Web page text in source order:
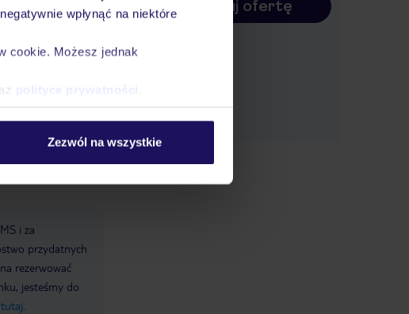
wpłynąć na niektóre
cookie. Możesz jednak
polityce prywatności
Zezwól na wszystkie
i za
przydatnych
rezerwować
jesteśmy do
tutaj
Konfiguruj ofertę